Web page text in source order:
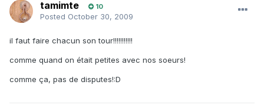
tamimte 10
Posted October 30, 2009
il faut faire chacun son tour!!!!!!!!!!!
comme quand on était petites avec nos soeurs!
comme ça, pas de disputes!:D